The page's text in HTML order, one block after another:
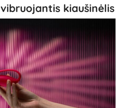
kiaušinėlis